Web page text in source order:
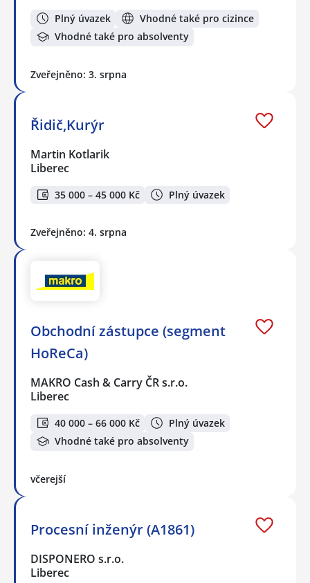
Plný úvazek
Vhodné také pro cizince
Vhodné také pro absolventy
Zveřejněno: 3. srpna
Řidič,Kurýr
Martin Kotlarik
Liberec
35 000 – 45 000 Kč Plný úvazek
Zveřejněno: 4. srpna
Obchodní zástupce (segment
HoReCa)
MAKRO Cash & Carry ČR s.r.o.
Liberec
40 000 – 66 000 Kč
Plný úvazek
Vhodné také pro absolventy
včerejší
Procesní inženýr (A1861)
DISPONERO s.r.o.
Liberec